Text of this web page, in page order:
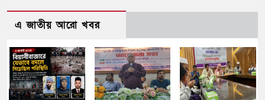
এ জাতীয় আরো খবর